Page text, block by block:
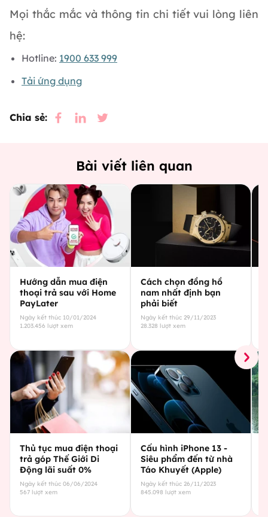
Mọi thắc mắc và thông tin chi tiết vui lòng liên
hệ:
Hotline: 1900 633 999
Tải ứng dụng
Chia sẻ:
Bài viết liên quan
Hướng dẫn mua điện
thoại trả sau với Home
PayLater
Ngày kết thúc 10/01/2024
1.203.456 lượt xem
Thủ tục mua điện thoại
trả góp Thế Giới Di
Động lãi suất 0%
Ngày kết thúc 06/06/2024
567 lượt xem
Cách chọn đồng hồ
nam nhất định bạn
phải biết
Ngày kết thúc 29/11/2023
28.328 lượt xem
Cấu hình iPhone 13 -
Siêu phẩm đến từ nhà
Táo Khuyết (Apple)
Ngày kết thúc 26/11/2023
845.098 lượt xem